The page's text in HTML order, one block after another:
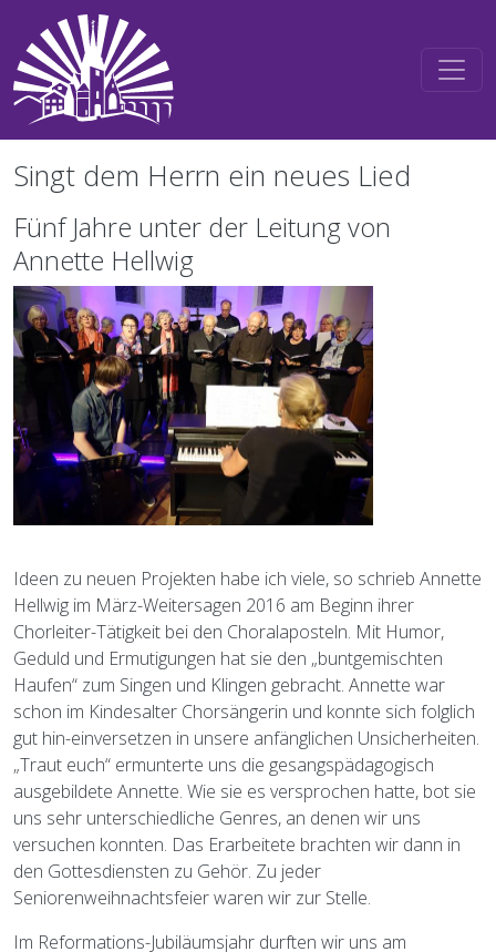
Direkt zum Inhalt
Singt dem Herrn ein neues Lied
Fünf Jahre unter der Leitung von
Annette Hellwig
Ideen zu neuen Projekten habe ich viele, so schrieb Annette
Hellwig im März-Weitersagen 2016 am Beginn ihrer
Chorleiter-Tätigkeit bei den Choralaposteln. Mit Humor,
Geduld und Ermutigungen hat sie den „buntgemischten
Haufen“ zum Singen und Klingen gebracht. Annette war
schon im Kindesalter Chorsängerin und konnte sich folglich
gut hin-einversetzen in unsere anfänglichen Unsicherheiten.
„Traut euch“ ermunterte uns die gesangspädagogisch
ausgebildete Annette. Wie sie es versprochen hatte, bot sie
uns sehr unterschiedliche Genres, an denen wir uns
versuchen konnten. Das Erarbeitete brachten wir dann in
den Gottesdiensten zu Gehör. Zu jeder
Seniorenweihnachtsfeier waren wir zur Stelle.
Im Reformations-Jubiläumsjahr durften wir uns am